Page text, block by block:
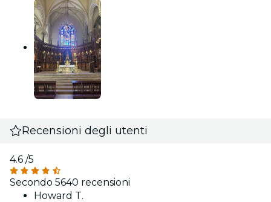
Recensioni degli utenti
4.6 /5
Secondo 5640 recensioni
Howard T.